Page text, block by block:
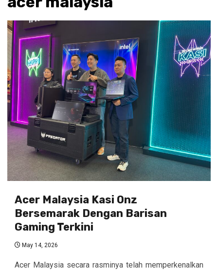
Acer Malaysia Kasi Onz
Bersemarak Dengan Barisan
Gaming Terkini
May 14, 2026
Acer Malaysia secara rasminya telah memperkenalkan